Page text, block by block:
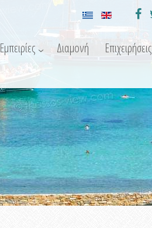
Εμπειρίες Διαμονή Επιχειρήσεις